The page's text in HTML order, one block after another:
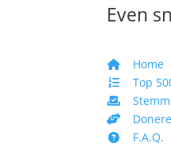
Even
Home
Top
F.A.Q.